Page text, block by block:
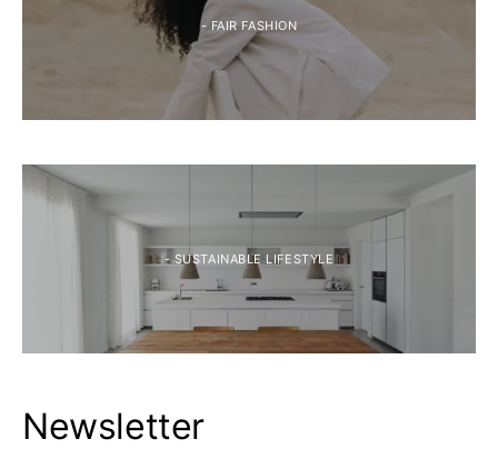
- FAIR FASHION
- SUSTAINABLE LIFESTYLE
Newsletter